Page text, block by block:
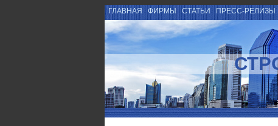
ГЛАВНАЯ ФИРМЫ СТАТЬИ ПРЕСС-РЕЛИЗЫ